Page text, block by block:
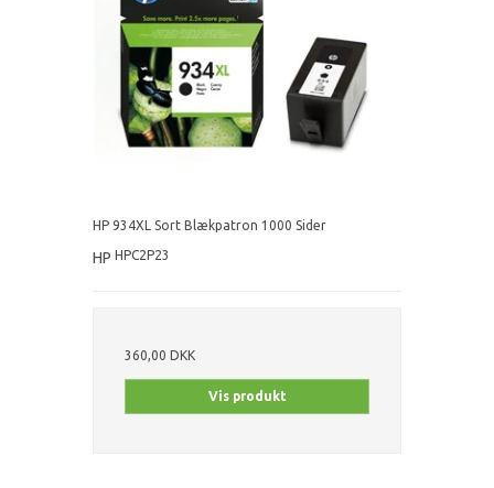
HP 934XL Sort Blækpatron 1000 Sider
HP HPC2P23
360,00 DKK
Vis produkt